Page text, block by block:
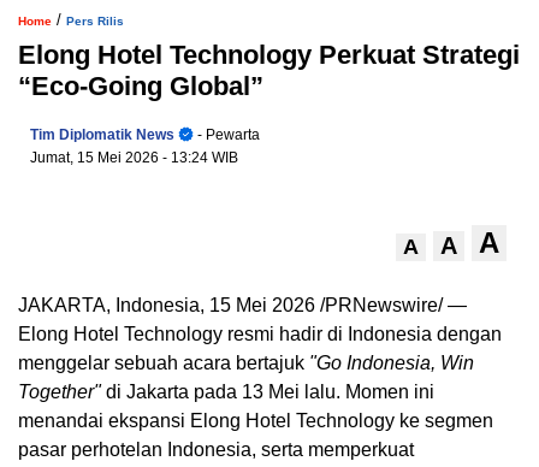
Home / Pers Rilis
Elong Hotel Technology Perkuat Strategi
“Eco-Going Global”
Tim Diplomatik News
- Pewarta
Jumat, 15 Mei 2026 - 13:24 WIB
A A A
JAKARTA, Indonesia, 15 Mei 2026 /PRNewswire/ —
Elong Hotel Technology resmi hadir di Indonesia dengan
menggelar sebuah acara bertajuk "Go Indonesia, Win
Together"di Jakarta pada 13 Mei lalu. Momen ini
menandai ekspansi Elong Hotel Technology ke segmen
pasar perhotelan Indonesia, serta memperkuat